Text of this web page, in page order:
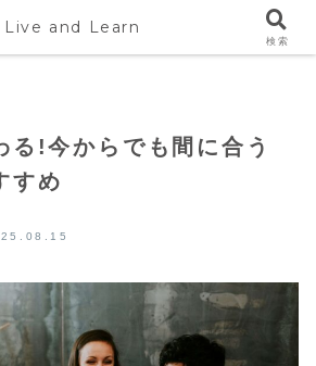
る!今からでも間に合う
すめ
Live and Learn
検索